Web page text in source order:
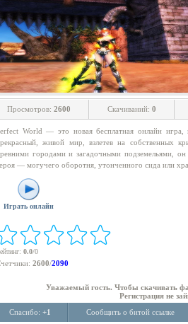
Просмотров: 2600 Скачиваний: 0
World — это новая бесплатная онлайн
живой мир, взлетев на собственных
городами и загадочными подземельями,
— могучего оборотня, утонченного сида или
Играть онлайн
: 0.0/0
: 2600/2090
Уважаемый гость. Чтобы скачивать
Регистрация не
Спасибо: +1 Сообщить о битой ссылке